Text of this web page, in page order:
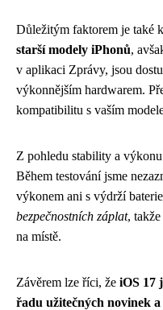
Důležitým faktorem je také
starší modely iPhonů,
v aplikaci Zprávy, jsou
výkonnějším hardwarem.
kompatibilitu s vaším
Z pohledu stability a
Během testování jsme
výkonem ani s výdrží
bezpečnostních záplat,
na místě.
Závěrem lze říci, že iOS 17
řadu užitečných novinek a